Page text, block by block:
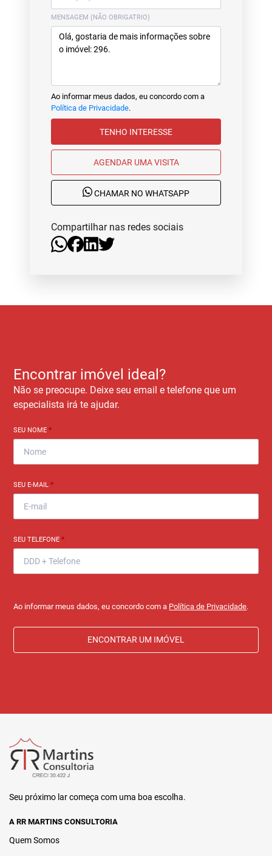
MENSAGEM (NÃO OBRIGATRIO)
Ao informar meus dados, eu concordo com a
Política de Privacidade.
TENHO INTERESSE
AGENDAR UMA VISITA
CHAMAR NO WHATSAPP
Compartilhar nas redes sociais
Encontrar imóvel ideal?
Não se preocupe. Deixe seu email e telefone que um
especialista irá te ajudar.
SEU NOME*
SEU E-MAIL*
SEU TELEFONE*
Ao informar meus dados, eu concordo com a Política de Privacidade.
ENCONTRAR UM IMÓVEL
Seu próximo lar começa com uma boa escolha.
A RR MARTINS CONSULTORIA
Quem Somos